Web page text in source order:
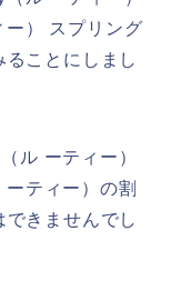
ー） スプリング
ことにしまし
ル ーティー）
ティー）の割
きませんでし